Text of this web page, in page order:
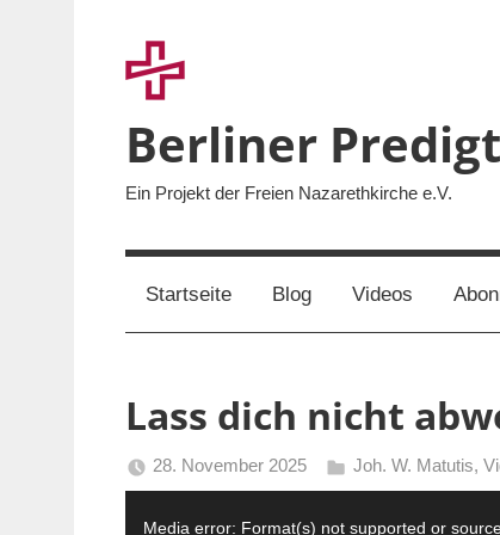
Berliner
Ein Projekt der Freien Nazarethkirche e.V.
Startseite Blog Videos
Lass dich nicht
28. November 2025
Berliner
Predigten
Joh. W. Matutis,
Media error: Format(s) not supported or